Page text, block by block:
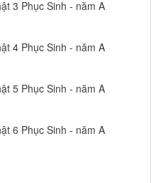
3 Phục Sinh - năm A
4 Phục Sinh - năm A
5 Phục Sinh - năm A
6 Phục Sinh - năm A